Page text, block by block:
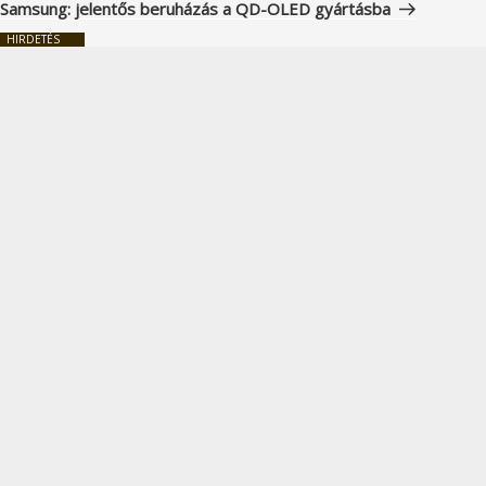
Samsung: jelentős beruházás a QD-OLED gyártásba
HIRDETÉS